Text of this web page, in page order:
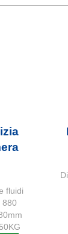
fluidi
880